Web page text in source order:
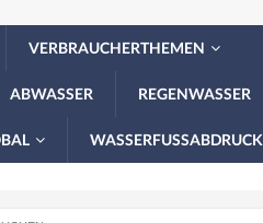
VERBRAUCHERTHEMEN
ABWASSER REGENWASSER
WASSERFUSSABDRUCK